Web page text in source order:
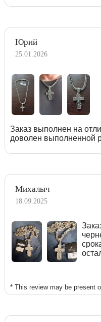
Юрий
25.01.2026
Заказ выполнен на
доволен выполненной
Михалыч
18.09.2025
* This review may be present